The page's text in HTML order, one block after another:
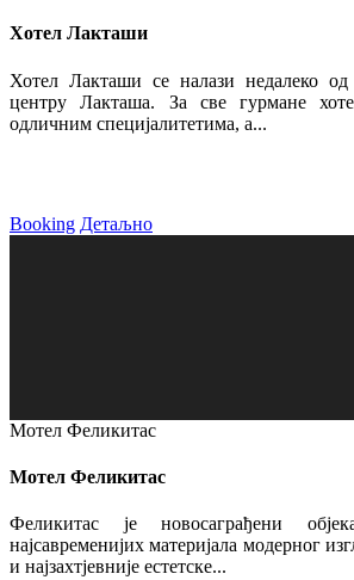
Хотел Лакташи
Хотел Лакташи се налази недалеко
центру Лакташа. За све гурмане
одличним специјалитетима, а...
Booking Детаљно
Мотел Феликитас
Мотел Феликитас
Феликитас је новосаграђени
најсавременијих материјала модерног
и најзахтјевније естетске...